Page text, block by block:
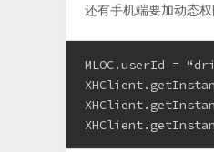
还有手机端要加动态权
MLOC.userId =